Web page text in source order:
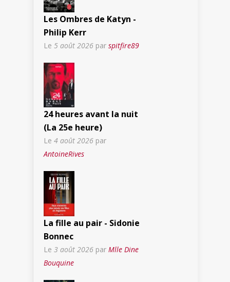
Les Ombres de Katyn -
Philip Kerr
Le 5 août 2026 par spitfire89
24 heures avant la nuit
(La 25e heure)
Le 4 août 2026 par
AntoineRives
La fille au pair - Sidonie
Bonnec
Le 3 août 2026 par Mlle Dine
Bouquine